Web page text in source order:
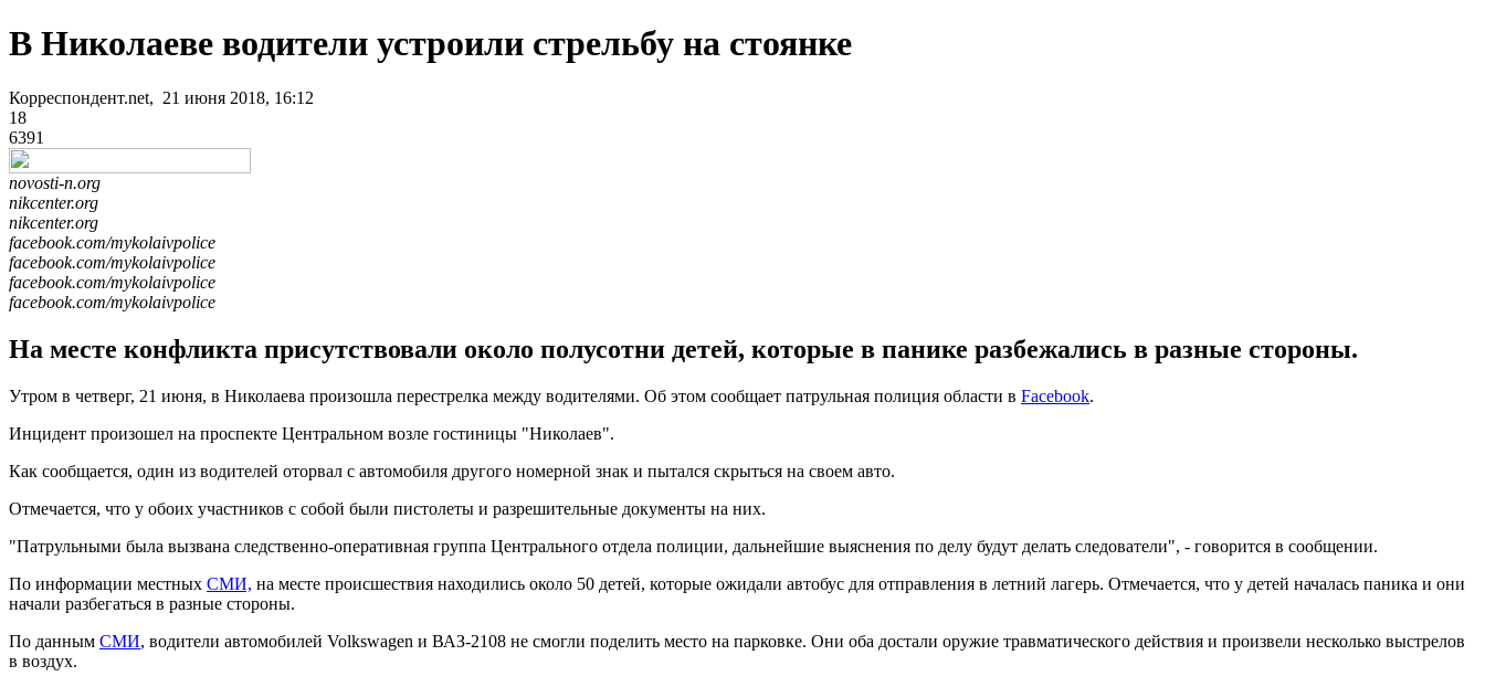
В Николаеве водители устроили стрельбу на стоянке
Корреспондент.net, 21 июня 2018, 16:12
18
6391
novosti-n.org
nikcenter.org
nikcenter.org
facebook.com/mykolaivpolice
facebook.com/mykolaivpolice
facebook.com/mykolaivpolice
facebook.com/mykolaivpolice
На месте конфликта присутствовали около полусотни детей, которые в панике разбежались в разные стороны.
Утром в четверг, 21 июня, в Николаева произошла перестрелка между водителями. Об этом сообщает патрульная полиция области в Facebook.
Инцидент произошел на проспекте Центральном возле гостиницы "Николаев".
Как сообщается, один из водителей оторвал с автомобиля другого номерной знак и пытался скрыться на своем авто.
Отмечается, что у обоих участников с собой были пистолеты и разрешительные документы на них.
"Патрульными была вызвана следственно-оперативная группа Центрального отдела полиции, дальнейшие выяснения по делу будут делать следователи", - говорится в сообщении.
По информации местных СМИ, на месте происшествия находились около 50 детей, которые ожидали автобус для отправления в летний лагерь. Отмечается, что у детей началась паника и они
начали разбегаться в разные стороны.
По данным СМИ, водители автомобилей Volkswagen и ВАЗ-2108 не смогли поделить место на парковке. Они оба достали оружие травматического действия и произвели несколько выстрелов
в воздух.